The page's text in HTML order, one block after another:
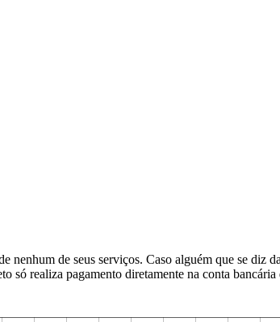
nenhum de seus serviços. Caso alguém que se diz
só realiza pagamento diretamente na conta bancária